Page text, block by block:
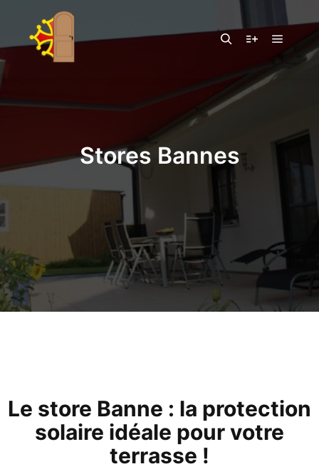
Stores Bannes
Le store Banne : la protection
solaire idéale pour votre
terrasse !